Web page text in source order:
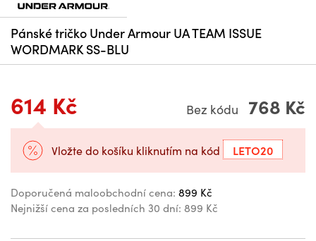
Pánské tričko Under Armour UA TEAM ISSUE
WORDMARK SS-BLU
614 Kč Bez kódu 768 Kč
Vložte do košíku kliknutím na kód LETO20
Doporučená maloobchodní cena: 899 Kč
Nejnižší cena za posledních 30 dní: 899 Kč